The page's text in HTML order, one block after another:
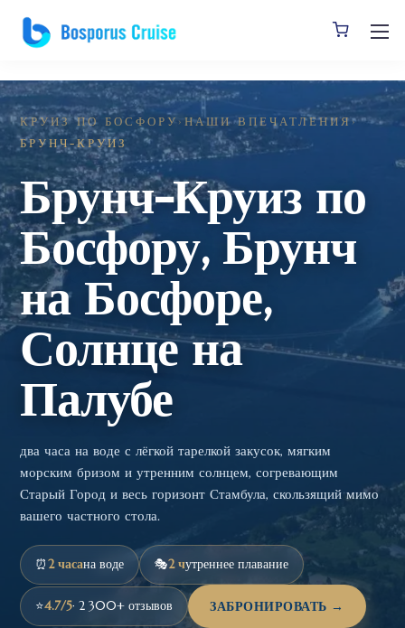
]
КРУИЗ ПО БОСФОРУ› НАШИ ВПЕЧАТЛЕНИЯ›
БРУНЧ-КРУИЗ
Брунч-Круиз по
Босфору, Брунч
на Босфоре,
Солнце на
Палубе
два часа на воде с лёгкой тарелкой закусок, мягким
морским бризом и утренним солнцем, согревающим
Старый Город и весь горизонт Стамбула, скользящий мимо
вашего частного стола.
⏰2 часана воде 🎭2 чутреннее плавание
⭐4.7/5· 2 300+ отзывов ЗАБРОНИРОВАТЬ →